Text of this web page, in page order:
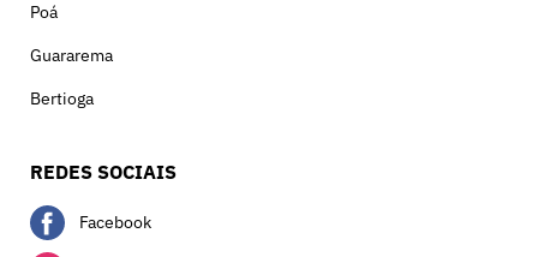
Poá
Guararema
Bertioga
REDES SOCIAIS
Facebook